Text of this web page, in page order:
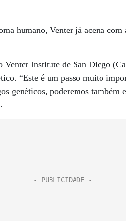
humano, Venter já acena
Venter Institute de San Diego
“Este é um passo muito
genéticos, poderemos também